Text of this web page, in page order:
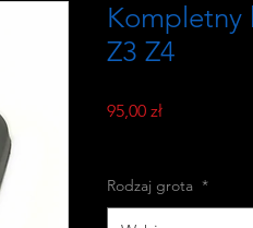
Kompletny
Z3 Z4
95,00 złCena
Rodzaj grota *